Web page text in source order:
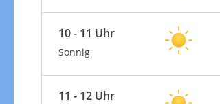
10 - 11 Uhr
Sonnig
11 - 12 Uhr